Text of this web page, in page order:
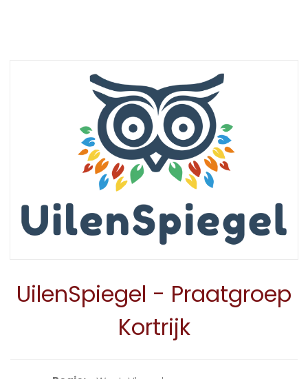
UilenSpiegel - Praatgroep
Kortrijk